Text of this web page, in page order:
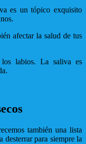
es un tópico exquisito
afectar la salud de tus
labios. La saliva es
también una lista
desterrar para siempre la